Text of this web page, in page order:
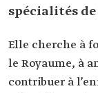
spécialités
Elle cherche à
le Royaume, à
contribuer à